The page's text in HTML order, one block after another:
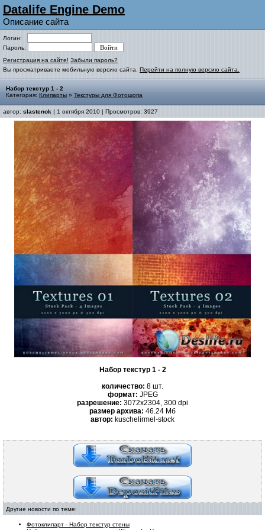
Datalife Engine Demo
Описание сайта
Логин:
Пароль:
Регистрация на сайте! Забыли пароль?
Вы просматриваете мобильную версию сайта. Перейти на полную версию сайта.
Набор текстур 1 - 2
Категория: Клипарты » Текстуры для Фотошопа
автор: slastenok | 1 октября 2010 | Просмотров: 3927
Набор текстур 1 - 2
количество: 8 шт.
формат: JPEG
разрешение: 3072x2304, 300 dpi
размер архива: 46.24 Mб
автор: kuschelirmel-stock
Другие новости по теме:
Фотоклипарт - Набор текстур стены